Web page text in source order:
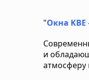
"Окна KBE
и